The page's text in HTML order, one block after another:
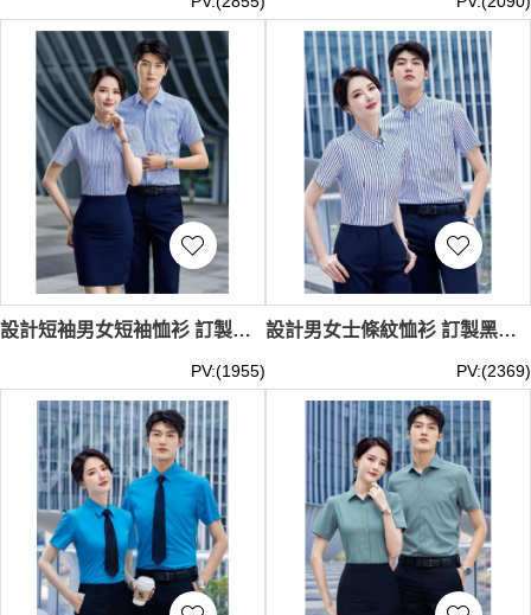
設計短袖男女短袖恤衫 訂製時尚條紋男女恤衫 職業西裝 行政制服 酒店經理恤衫 西裝套裝恤衫 聚酯纖維60.1% 棉39.9% MIZIQI3230 SKR071
PV:(1955)
設計男女士條紋恤衫 訂製黑底白條 黑條 藍條恤衫 潮流條紋恤衫 地產經紀 前台接待 銷售經理恤衫 恤衫專門店 棉77.3% 錦綸19.4% 氨綸3.3% MIZIQI898 SKR070
PV:(2369)